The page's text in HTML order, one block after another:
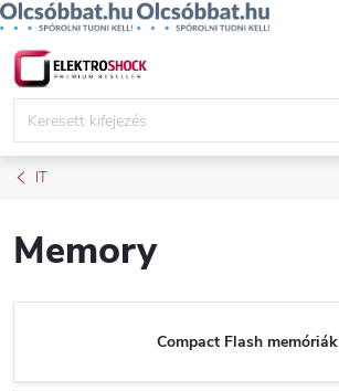
Ugrás
IT
Memory
Compact Flash memóriák